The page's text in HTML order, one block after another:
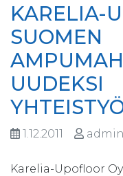
KARELIA-
SUOMEN
UUDEKSI
1.12.2011 admin
Karelia-Upofloor